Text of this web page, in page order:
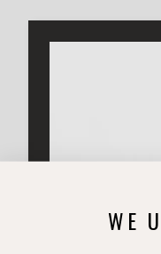
praktisk köksö –
trädäck, pergola och
På framsidan finns
uppfart med plats för
även ett praktiskt
med fyra väl tilltagna
finns även ett rymligt
WE